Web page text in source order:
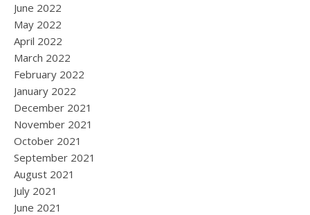
June 2022
May 2022
April 2022
March 2022
February 2022
January 2022
December 2021
November 2021
October 2021
September 2021
August 2021
July 2021
June 2021